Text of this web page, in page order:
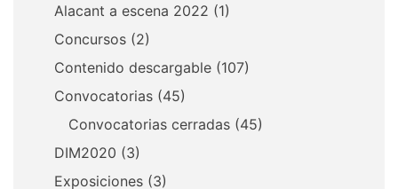
Alacant a escena 2022 (1)
Concursos (2)
Contenido descargable (107)
Convocatorias (45)
Convocatorias cerradas (45)
DIM2020 (3)
Exposiciones (3)